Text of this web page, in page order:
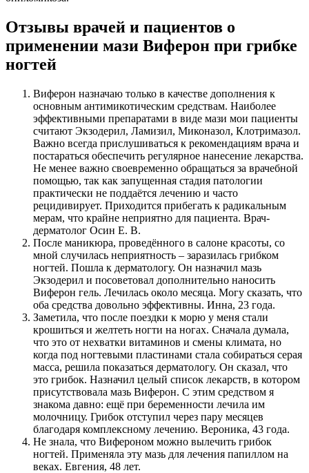
Отзывы врачей и пациентов о
применении мази Виферон при грибке
ногтей
Виферон назначаю только в качестве дополнения к
основным антимикотическим средствам. Наиболее
эффективными препаратами в виде мази мои пациенты
считают Экзодерил, Ламизил, Миконазол, Клотримазол.
Важно всегда прислушиваться к рекомендациям врача и
постараться обеспечить регулярное нанесение лекарства.
Не менее важно своевременно обращаться за врачебной
помощью, так как запущенная стадия патологии
практически не поддаётся лечению и часто
рецидивирует. Приходится прибегать к радикальным
мерам, что крайне неприятно для пациента. Врач-
дерматолог Осин Е. В.
После маникюра, проведённого в салоне красоты, со
мной случилась неприятность – заразилась грибком
ногтей. Пошла к дерматологу. Он назначил мазь
Экзодерил и посоветовал дополнительно наносить
Виферон гель. Лечилась около месяца. Могу сказать, что
оба средства довольно эффективны. Инна, 23 года.
Заметила, что после поездки к морю у меня стали
крошиться и желтеть ногти на ногах. Сначала думала,
что это от нехватки витаминов и смены климата, но
когда под ногтевыми пластинами стала собираться серая
масса, решила показаться дерматологу. Он сказал, что
это грибок. Назначил целый список лекарств, в котором
присутствовала мазь Виферон. С этим средством я
знакома давно: ещё при беременности лечила им
молочницу. Грибок отступил через пару месяцев
благодаря комплексному лечению. Вероника, 43 года.
Не знала, что Вифероном можно вылечить грибок
ногтей. Применяла эту мазь для лечения папиллом на
веках. Евгения, 48 лет.